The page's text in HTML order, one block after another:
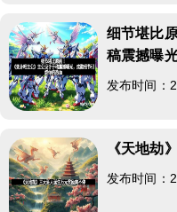
细节堪比
稿震撼曝
发布时间：
《天地劫
发布时间：